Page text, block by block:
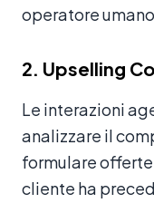
operatore
2. Upselling
Le interazioni
analizzare il
formulare
cliente ha